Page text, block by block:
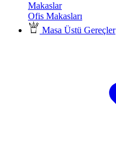
Makaslar
Ofis Makasları
Masa Üstü Gereçler